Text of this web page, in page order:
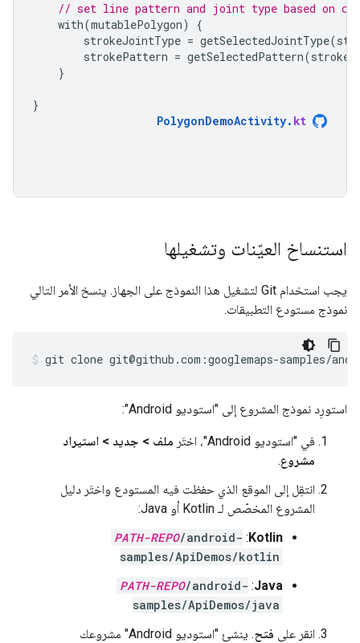
// set line pattern and joint type based on
with(mutablePolygon)
{
strokeJointType = getSelectedJointType(
strokePattern = getSelectedPattern(
}
}
PolygonDemoActivity. kt
استنساخ العيّنات وتشغيلها
يجب استخدام Git لتشغيل هذا النموذج على الجهاز. ينسخ الأمر التالي
نموذج مستودع التطبيقات.
git clone git@github.com:googlemaps-samples/
استورِد نموذج المشروع إلى "استوديو Android":
في "استوديو Android"، اختَر
ملف > جديد > استيراد
مشروع.
انتقِل إلى الموقع الذي حفظت فيه المستودع واختَر دليل
المشروع المخصّص لـ Kotlin أو Java:
Kotlin
:
PATH-REPO/android-
samples/ApiDemos/kotlin
Java
:
PATH-REPO/android-
samples/ApiDemos/java
انقر على فتح
. ينشئ "استوديو Android" مشروعك